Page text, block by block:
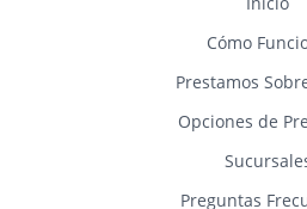
Cómo
Prestamos
Opciones de
Preguntas